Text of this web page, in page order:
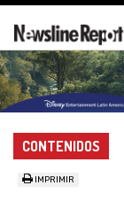
CONTENIDOS
IMPRIMIR